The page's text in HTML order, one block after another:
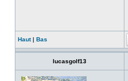
Haut| Bas
lucasgolf13